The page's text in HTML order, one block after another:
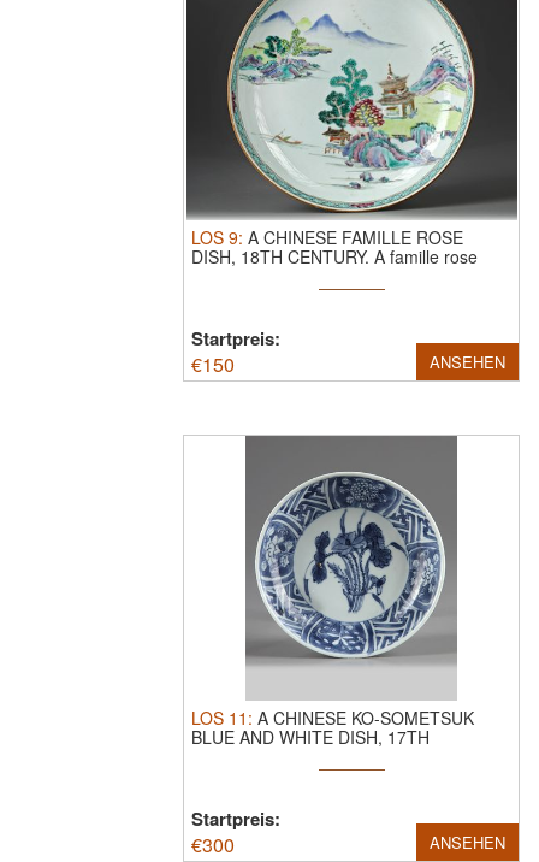
LOS 9: A CHINESE FAMILLE ROSE
DISH, 18TH CENTURY. A famille rose
Startpreis:
€150 ANSEHEN
LOS 11 : A CHINESE KO-SOMETSUK
BLUE AND WHITE DISH, 17TH
Startpreis:
€300 ANSEHEN